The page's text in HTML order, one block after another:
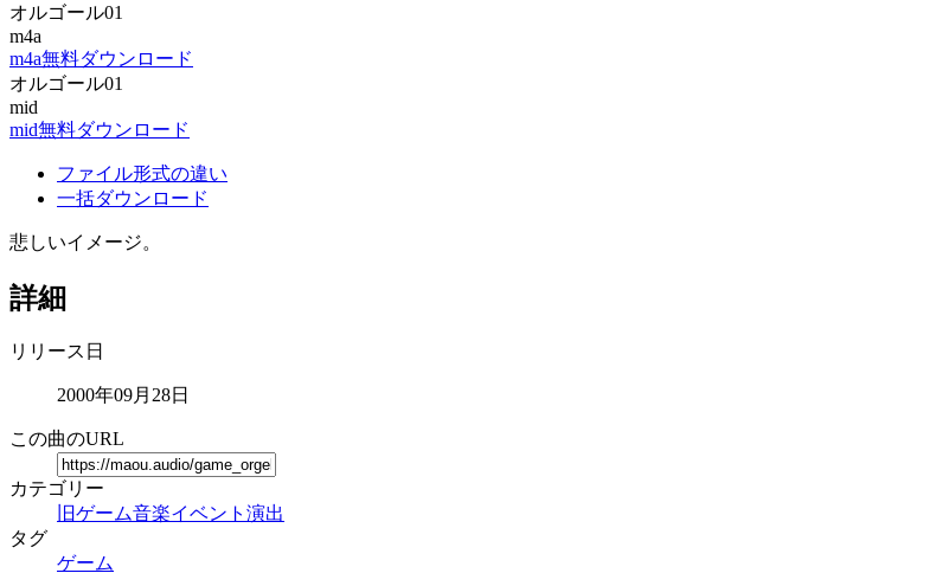
オルゴール01
m4a
m4a無料ダウンロード
オルゴール01
mid
mid無料ダウンロード
ファイル形式の違い
一括ダウンロード
悲しいイメージ。
詳細
リリース日
2000年09月28日
この曲のURL
カテゴリー
旧ゲーム音楽イベント演出
タグ
ゲーム